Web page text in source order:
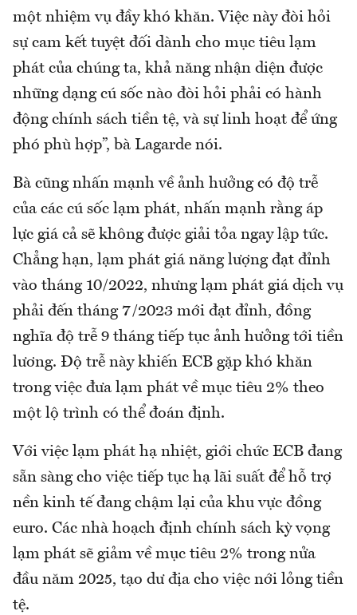
một nhiệm vụ đầy khó khăn. Việc này đòi hỏi
sự cam kết tuyệt đối dành cho mục tiêu lạm
phát của chúng ta, khả năng nhận diện được
những dạng cú sốc nào đòi hỏi phải có hành
động chính sách tiền tệ, và sự linh hoạt để ứng
phó phù hợp”, bà Lagarde nói.
Bà cũng nhấn mạnh về ảnh hưởng có độ trễ
của các cú sốc lạm phát, nhấn mạnh rằng áp
lực giá cả sẽ không được giải tỏa ngay lập tức.
Chẳng hạn, lạm phát giá năng lượng đạt đỉnh
vào tháng 10/2022, nhưng lạm phát giá dịch vụ
phải đến tháng 7/2023 mới đạt đỉnh, đồng
nghĩa độ trễ 9 tháng tiếp tục ảnh hưởng tới tiền
lương. Độ trễ này khiến ECB gặp khó khăn
trong việc đưa lạm phát về mục tiêu 2% theo
một lộ trình có thể đoán định.
Với việc lạm phát hạ nhiệt, giới chức ECB đang
sẵn sàng cho việc tiếp tục hạ lãi suất để hỗ trợ
nền kinh tế đang chậm lại của khu vực đồng
euro. Các nhà hoạch định chính sách kỳ vọng
lạm phát sẽ giảm về mục tiêu 2% trong nửa
đầu năm 2025, tạo dư địa cho việc nới lỏng tiền
tệ.